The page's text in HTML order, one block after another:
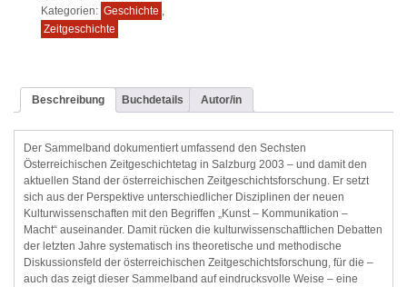
Kategorien: Geschichte
Zeitgeschichte
Beschreibung Buchdetails Autor/in
Der Sammelband dokumentiert umfassend den Sechsten
Österreichischen Zeitgeschichtetag in Salzburg 2003 – und damit den
aktuellen Stand der österreichischen Zeitgeschichtsforschung. Er setzt
sich aus der Perspektive unterschiedlicher Disziplinen der neuen
Kulturwissenschaften mit den Begriffen „Kunst – Kommunikation –
Macht“ auseinander. Damit rücken die kulturwissenschaftlichen Debatten
der letzten Jahre systematisch ins theoretische und methodische
Diskussionsfeld der österreichischen Zeitgeschichtsforschung, für die –
auch das zeigt dieser Sammelband auf eindrucksvolle Weise – eine